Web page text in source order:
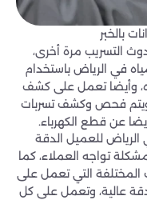
بالخبر
التسريب مرة أخرى،
في الرياض باستخدام
وأيضا تعمل على كشف
ويتم فحص وكشف تسربات
عن قطع الكهرباء.
للعميل الدقة
تواجه العملاء، كما
المختلفة التي تعمل على
عالية، وتعمل على كل